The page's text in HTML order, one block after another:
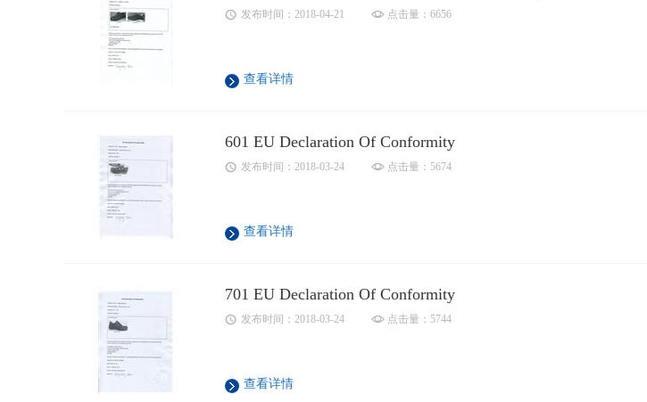
发布时间：2018-04-21 点击量：6656
查看详情
601 EU Declaration Of Conformity
发布时间：2018-03-24 点击量：5674
查看详情
701 EU Declaration Of Conformity
发布时间：2018-03-24 点击量：5744
查看详情